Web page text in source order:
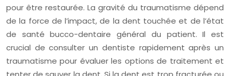
pour être restaurée. La gravité du traumatisme dépend
de la force de l’impact, de la dent touchée et de l’état
de santé bucco-dentaire général du patient. Il est
crucial de consulter un dentiste rapidement après un
traumatisme pour évaluer les options de traitement et